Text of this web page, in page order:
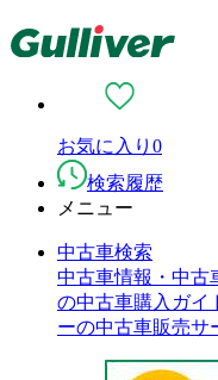
お気に入り 0
検索履歴
メニュー
中古車検索
中古車情報・中古
の中古車購入ガイ
ーの中古車販売サ